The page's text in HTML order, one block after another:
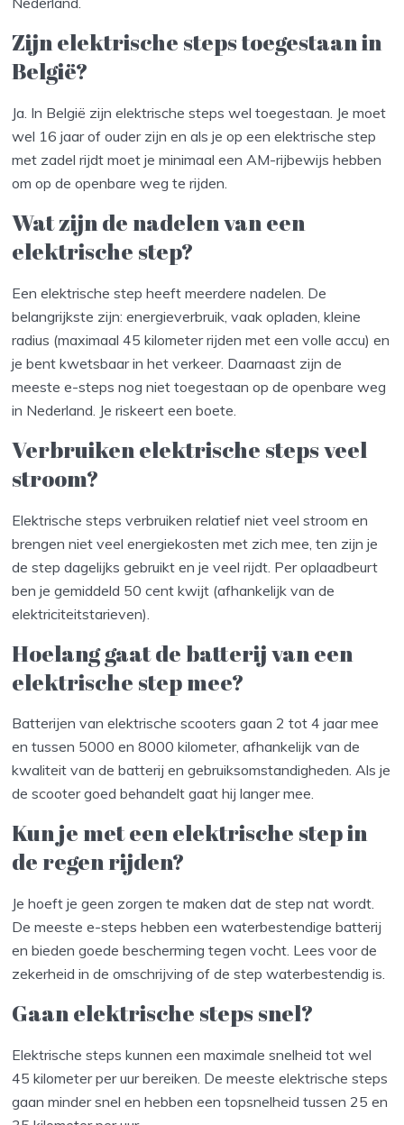
Zijn elektrische steps toegestaan in
België?
Ja. In België zijn elektrische steps wel toegestaan. Je moet
wel 16 jaar of ouder zijn en als je op een elektrische step
met zadel rijdt moet je minimaal een AM-rijbewijs hebben
om op de openbare weg te rijden.
Wat zijn de nadelen van een
elektrische step?
Een elektrische step heeft meerdere nadelen. De
belangrijkste zijn: energieverbruik, vaak opladen, kleine
radius (maximaal 45 kilometer rijden met een volle accu) en
je bent kwetsbaar in het verkeer. Daarnaast zijn de
meeste e-steps nog niet toegestaan op de openbare weg
in Nederland. Je riskeert een boete.
Verbruiken elektrische steps veel
stroom?
Elektrische steps verbruiken relatief niet veel stroom en
brengen niet veel energiekosten met zich mee, ten zijn je
de step dagelijks gebruikt en je veel rijdt. Per oplaadbeurt
ben je gemiddeld 50 cent kwijt (afhankelijk van de
elektriciteitstarieven).
Hoelang gaat de batterij van een
elektrische step mee?
Batterijen van elektrische scooters gaan 2 tot 4 jaar mee
en tussen 5000 en 8000 kilometer, afhankelijk van de
kwaliteit van de batterij en gebruiksomstandigheden. Als je
de scooter goed behandelt gaat hij langer mee.
Kun je met een elektrische step in
de regen rijden?
Je hoeft je geen zorgen te maken dat de step nat wordt.
De meeste e-steps hebben een waterbestendige batterij
en bieden goede bescherming tegen vocht. Lees voor de
zekerheid in de omschrijving of de step waterbestendig is.
Gaan elektrische steps snel?
Elektrische steps kunnen een maximale snelheid tot wel
45 kilometer per uur bereiken. De meeste elektrische steps
gaan minder snel en hebben een topsnelheid tussen 25 en